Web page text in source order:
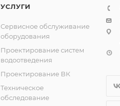
УСЛУГИ
Сервисное обслуживание
оборудования
Проектирование систем
водоотведения
Проектирование ВК
Техническое
обследование